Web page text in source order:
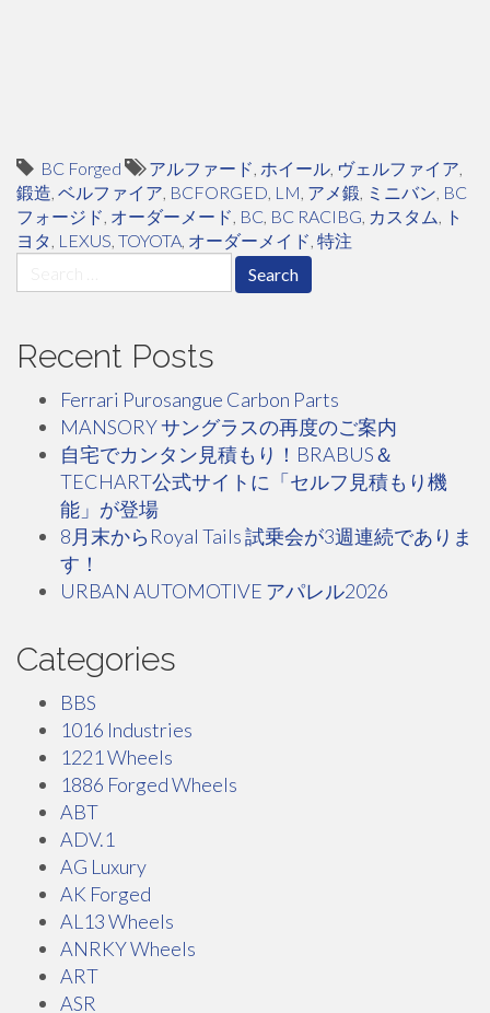
BC Forged アルファード, ホイール, ヴェルファイア,
鍛造, ベルファイア, BCFORGED, LM, アメ鍛, ミニバン, BC
フォージド, オーダーメード, BC, BC RACIBG, カスタム, ト
ヨタ, LEXUS, TOYOTA, オーダーメイド, 特注
for:
Recent Posts
Ferrari Purosangue Carbon Parts
MANSORY サングラスの再度のご案内
自宅でカンタン見積もり！BRABUS＆
TECHART公式サイトに「セルフ見積もり機
能」が登場
8月末からRoyal Tails 試乗会が3週連続でありま
す！
URBAN AUTOMOTIVE アパレル2026
Categories
BBS
1016 Industries
1221 Wheels
1886 Forged Wheels
ABT
ADV.1
AG Luxury
AK Forged
AL13 Wheels
ANRKY Wheels
ART
ASR